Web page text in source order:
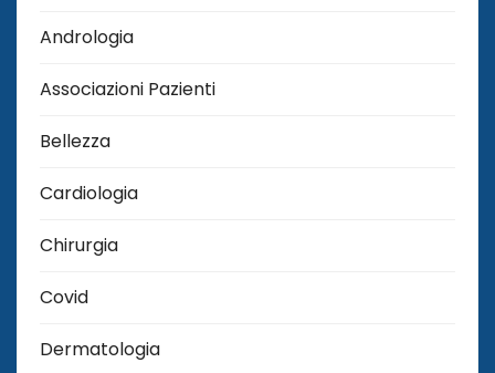
Andrologia
Associazioni Pazienti
Bellezza
Cardiologia
Chirurgia
Covid
Dermatologia